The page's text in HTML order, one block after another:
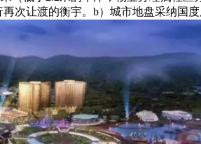
次让渡的衡宇。b）城市地盘采纳国